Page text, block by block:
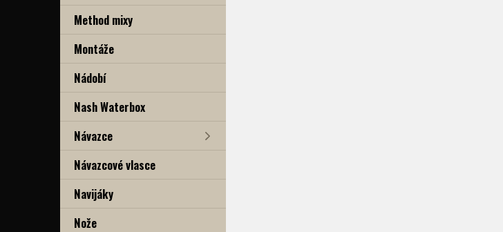
Method mixy
Montáže
Nádobí
Nash Waterbox
Návazce
Návazcové vlasce
Navijáky
Nože